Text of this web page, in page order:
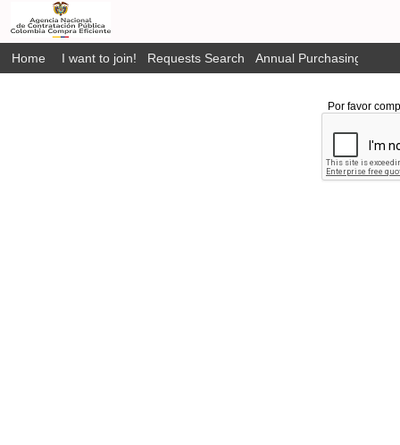
Home I want to join! Requests Search Annual Purchasing Plan
Por favor